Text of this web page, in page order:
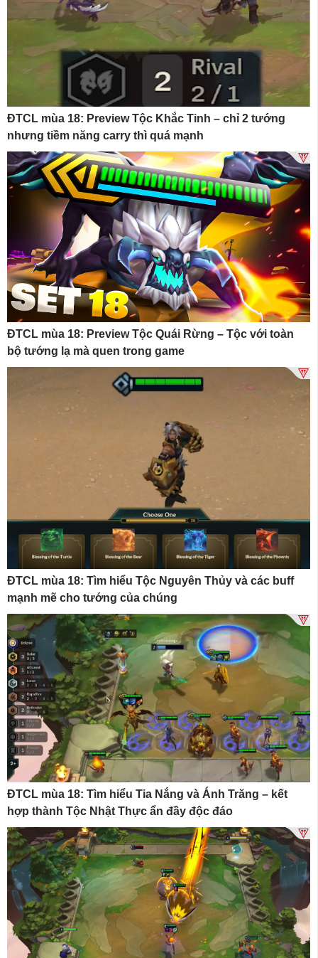
ĐTCL mùa 18: Preview Tộc Khắc Tinh – chỉ 2 tướng
nhưng tiềm năng carry thì quá mạnh
ĐTCL mùa 18: Preview Tộc Quái Rừng – Tộc với toàn
bộ tướng lạ mà quen trong game
ĐTCL mùa 18: Tìm hiểu Tộc Nguyên Thủy và các buff
mạnh mẽ cho tướng của chúng
ĐTCL mùa 18: Tìm hiểu Tia Nắng và Ánh Trăng – kết
hợp thành Tộc Nhật Thực ẩn đầy độc đáo